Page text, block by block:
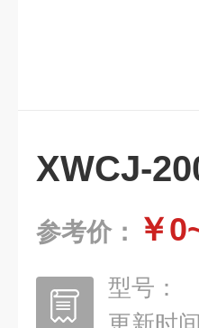
XWCJ-
参考价： ￥
型号：